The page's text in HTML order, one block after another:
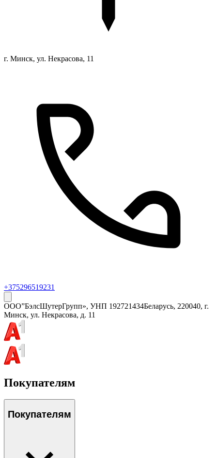
г. Минск, ул. Некрасова, 11
+375296519231
ООО”БэлсШутерГрупп», УНП 192721434Беларусь, 220040, г.
Минск, ул. Некрасова, д. 11
Покупателям
Покупателям